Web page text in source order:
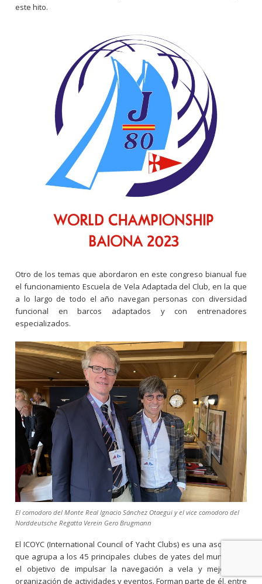
este hito.
Otro de los temas que abordaron en este congreso bianual fue
el funcionamiento Escuela de Vela Adaptada del Club, en la que
a lo largo de todo el año navegan personas con diversidad
funcional en barcos adaptados y con entrenadores
especializados.
El comodoro del Monte Real Ignacio Sánchez Otaegui y el vice comodoro del
Norddeutsche Regatta Verein Gero Brugmann
El ICOYC (International Council of Yacht Clubs) es una asociación
que agrupa a los 45 principales clubes de yates del mundo con
el objetivo de impulsar la navegación a vela y mejorar la
organización de actividades y eventos. Forman parte de él, entre